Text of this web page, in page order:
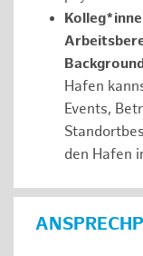
Hafen
Events,
den Hafen